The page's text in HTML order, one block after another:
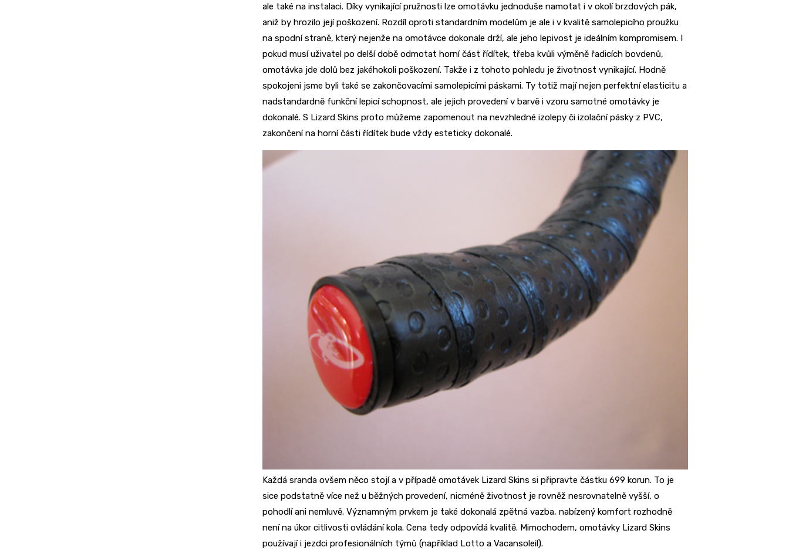
ale také na instalaci. Díky vynikající pružnosti lze omotávku jednoduše namotat i v okolí brzdových pák,
aniž by hrozilo její poškození. Rozdíl oproti standardním modelům je ale i v kvalitě samolepicího proužku
na spodní straně, který nejenže na omotávce dokonale drží, ale jeho lepivost je ideálním kompromisem. I
pokud musí uživatel po delší době odmotat horní část řídítek, třeba kvůli výměně řadicích bovdenů,
omotávka jde dolů bez jakéhokoli poškození. Takže i z tohoto pohledu je životnost vynikající. Hodně
spokojeni jsme byli také se zakončovacími samolepicími páskami. Ty totiž mají nejen perfektní elasticitu a
nadstandardně funkční lepicí schopnost, ale jejich provedení v barvě i vzoru samotné omotávky je
dokonalé. S Lizard Skins proto můžeme zapomenout na nevzhledné izolepy či izolační pásky z PVC,
zakončení na horní části řídítek bude vždy esteticky dokonalé.
Každá sranda ovšem něco stojí a v případě omotávek Lizard Skins si připravte částku 699 korun. To je
sice podstatně více než u běžných provedení, nicméně životnost je rovněž nesrovnatelně vyšší, o
pohodlí ani nemluvě. Významným prvkem je také dokonalá zpětná vazba, nabízený komfort rozhodně
není na úkor citlivosti ovládání kola. Cena tedy odpovídá kvalitě. Mimochodem, omotávky Lizard Skins
používají i jezdci profesionálních týmů (například Lotto a Vacansoleil).